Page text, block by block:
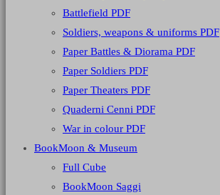
Battlefield PDF
Soldiers, weapons & uniforms PDF
Paper Battles & Diorama PDF
Paper Soldiers PDF
Paper Theaters PDF
Quaderni Cenni PDF
War in colour PDF
BookMoon & Museum
Full Cube
BookMoon Saggi